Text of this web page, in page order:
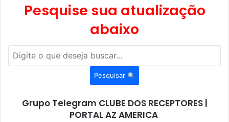
Pesquise sua atualização
abaixo
Pesquisar
Grupo Telegram CLUBE DOS RECEPTORES |
PORTAL AZ AMERICA